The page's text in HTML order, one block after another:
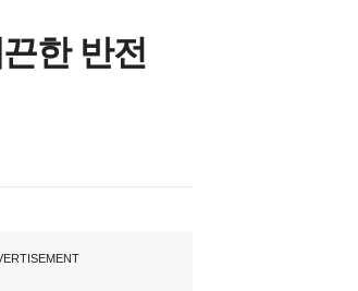
한 반전